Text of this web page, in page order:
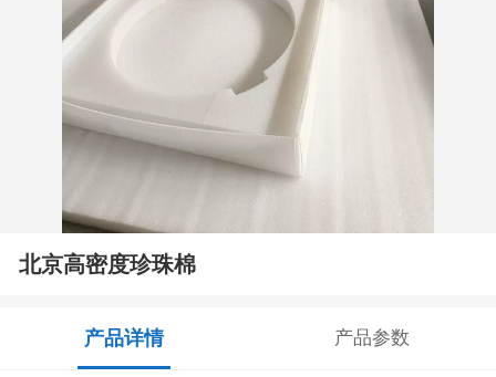
北京高密度珍珠棉
产品详情 产品参数